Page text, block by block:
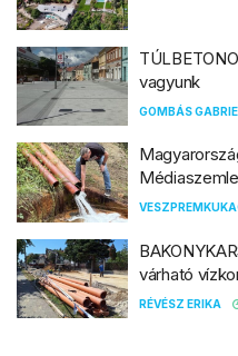
vagyunk
GOMBÁS
várható
RÉVÉSZ ERIKA